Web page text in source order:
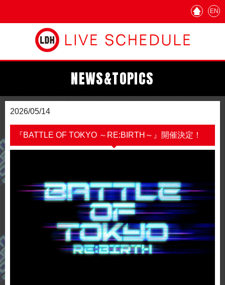
EN
NEWS&TOPICS
2026/05/14
『BATTLE OF TOKYO ～RE:BIRTH～』開催決定！